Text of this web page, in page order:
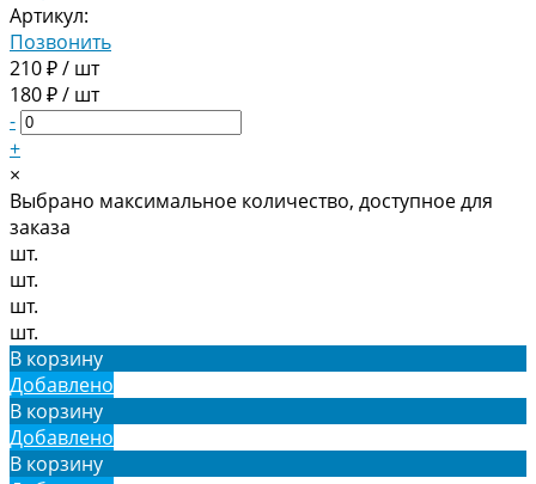
Артикул:
Позвонить
210 ₽ / шт
180 ₽ / шт
-
+
×
Выбрано максимальное количество, доступное для
заказа
шт.
шт.
шт.
шт.
В корзину
Добавлено
В корзину
Добавлено
В корзину